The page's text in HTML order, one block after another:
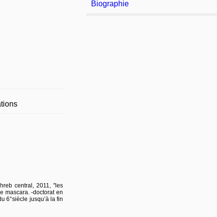
central, 2011, "les
mascara. -doctorat en
6°siècle jusqu’à la fin
Biographie